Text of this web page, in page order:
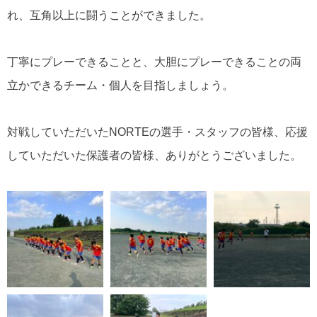
れ、互角以上に闘うことができました。
丁寧にプレーできることと、大胆にプレーできることの両
立かできるチーム・個人を目指しましょう。
対戦していただいたNORTEの選手・スタッフの皆様、応援
していただいた保護者の皆様、ありがとうございました。